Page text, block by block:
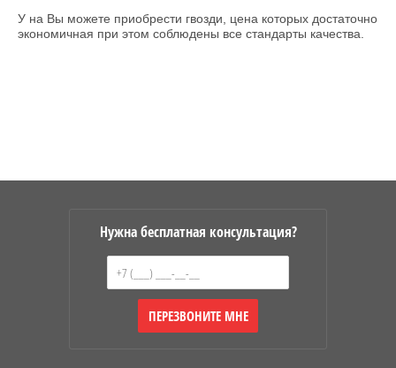
У на Вы можете приобрести гвозди, цена которых достаточно
экономичная при этом соблюдены все стандарты качества.
Нужна бесплатная консультация?
ПЕРЕЗВОНИТЕ МНЕ